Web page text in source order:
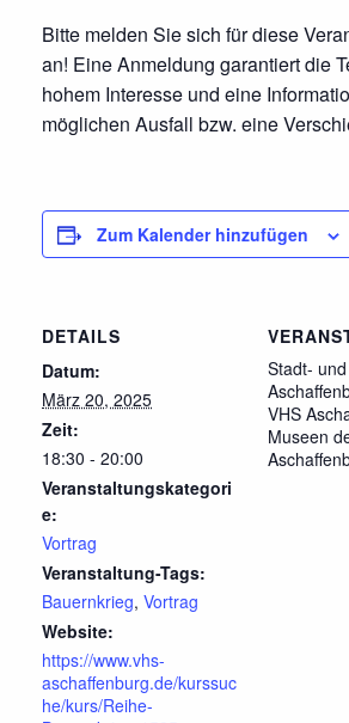
Bitte melden Sie sich für diese
an! Eine Anmeldung garantiert die
hohem Interesse und eine
möglichen Ausfall bzw. eine
Zum Kalender hinzufügen
DETAILS
Datum:
März 20, 2025
Zeit:
18:30 - 20:00
Veranstaltungskategori
e:
Vortrag
Veranstaltung-Tags:
Bauernkrieg, Vortrag
Website:
https://www.vhs-
aschaffenburg.de/kurssuc
he/kurs/Reihe-
Stadt-
VHS
Museen